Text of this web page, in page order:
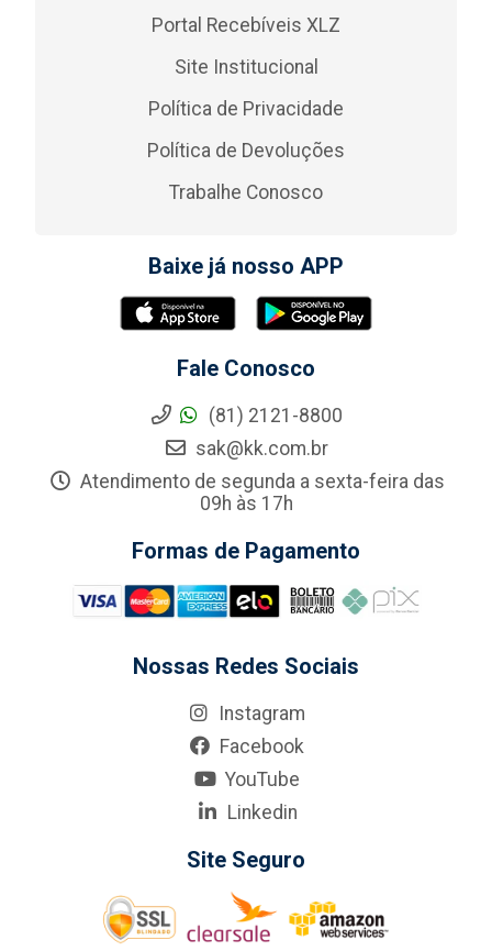
Portal Recebíveis XLZ
Site Institucional
Política de Privacidade
Política de Devoluções
Trabalhe Conosco
Baixe já nosso APP
Fale Conosco
(81) 2121-8800
sak@kk.com.br
Atendimento de segunda a sexta-feira das
09h às 17h
Formas de Pagamento
Nossas Redes Sociais
Instagram
Facebook
YouTube
Linkedin
Site Seguro